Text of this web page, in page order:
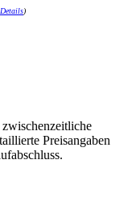
Details)
Preisangaben